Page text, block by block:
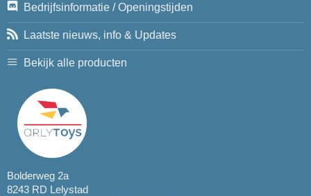
Bedrijfsinformatie / Openingstijden
Laatste nieuws, info & Updates
Bekijk alle producten
Bolderweg 2a
8243 RD Lelystad